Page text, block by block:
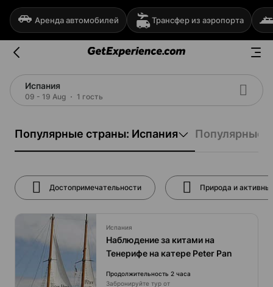
Аренда автомобилей Трансфер из аэропорта
Испания
09 - 19 Aug 1 гость
Популярные страны: Испания Популярные
Достопримечательности Природа и
Испания
Наблюдение за китами на
Тенерифе на катере Peter Pan
Продолжительность 2 часа
Забронируйте тур от